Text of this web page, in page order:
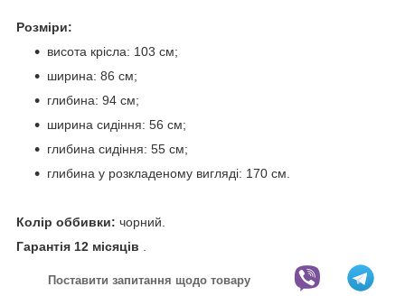
Розміри:
висота крісла: 103 см;
ширина: 86 см;
глибина: 94 см;
ширина сидіння: 56 см;
глибина сидіння: 55 см;
глибина у розкладеному вигляді: 170 см.
Колір оббивки: чорний.
Гарантія 12 місяців
Поставити запитання щодо товару